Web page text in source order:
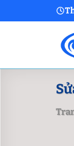
to